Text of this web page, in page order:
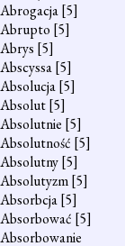
Abrogacja[5]
Abrupto [5]
Abrys [5]
Abscyssa[5]
Absolucja[5]
Absolut[5]
Absolutnie [5]
Absolutność [5]
Absolutny[5]
Absolutyzm[5]
Absorbcja[5]
Absorbować [5]
Absorbowanie